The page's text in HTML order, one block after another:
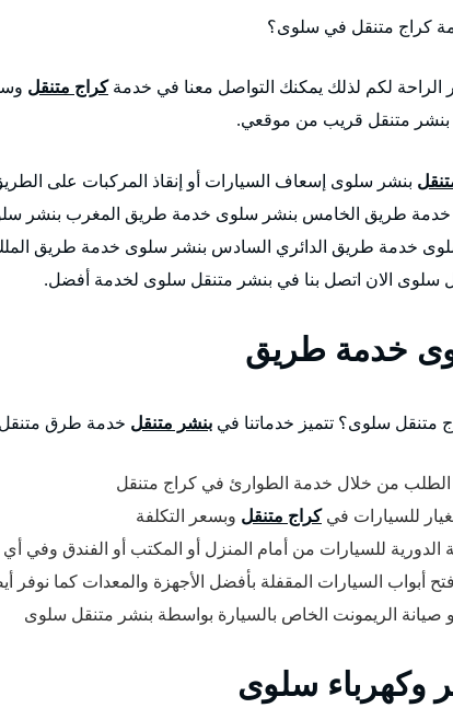
كراج متنقل في سلوى؟
الراحة لكم لذلك يمكنك التواصل معنا في خدمةكراج متنقل
متنقل قريب من موقعي.
بنشر سلوى إسعاف السيارات أو إنقاذ المركبات على
خدمة طريق الخامس بنشر سلوى خدمة طريق المغرب بنشر
خدمة طريق الدائري السادس بنشر سلوى خدمة طريق الملك
سلوى الان اتصل بنا في بنشر متنقل سلوى لخدمة أفضل.
خدمة طريق
متنقل سلوى؟ تتميز خدماتنا في بنشر متنقل خدمة طرق
الطلب من خلال خدمة الطوارئ في كراج متنقل
للسيارات فيكراج متنقل وبسعر التكلفة
الدورية للسيارات من أمام المنزل أو المكتب أو الفندق وفي
أبواب السيارات المقفلة بأفضل الأجهزة والمعدات كما
صيانة الريمونت الخاص بالسيارة بواسطة بنشر متنقل سلوى
وكهرباء سلوى